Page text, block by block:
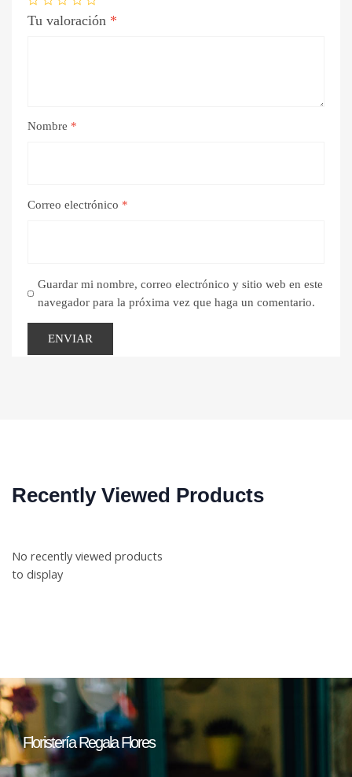
Tu valoración *
Nombre *
Correo electrónico *
Guardar mi nombre, correo electrónico y sitio web en este
navegador para la próxima vez que haga un comentario.
Recently Viewed Products
No recently viewed products
to display
Floristería Regala Flores